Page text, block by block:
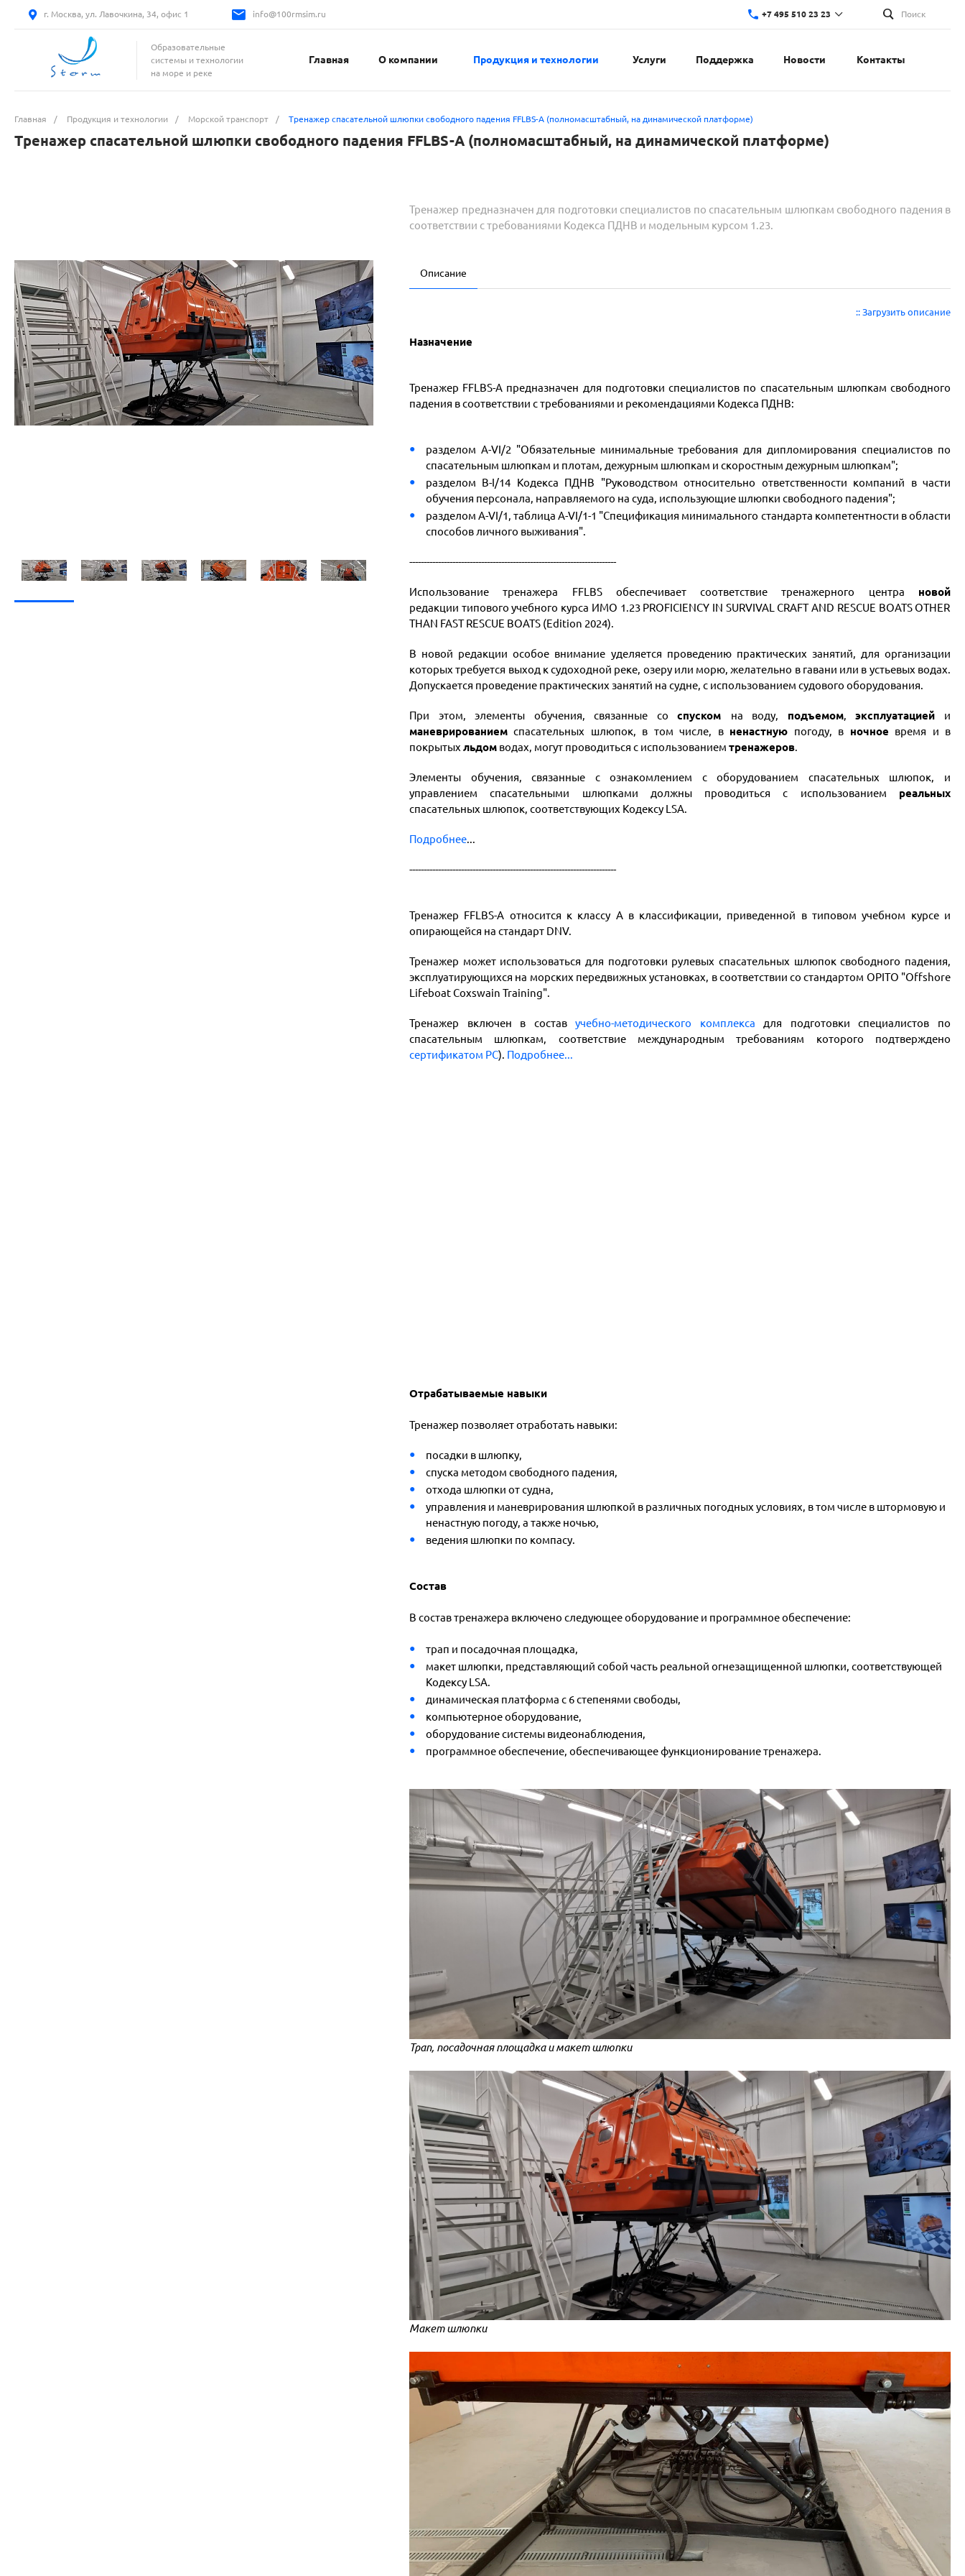
г. Москва, ул. Лавочкина, 34, офис 1 info@100rmsim.ru +7 495 510 23 23 Поиск
Образовательные
системы и технологии
на море и реке
Главная О компании Продукция и технологии Услуги Поддержка Новости Контакты
Главная / Продукция и технологии / Морской транспорт / Тренажер спасательной шлюпки свободного падения FFLBS-A (полномасштабный, на динамической платформе)
Тренажер спасательной шлюпки свободного падения FFLBS-A (полномасштабный, на динамической платформе)
Тренажер предназначен для подготовки специалистов по спасательным шлюпкам свободного падения в
соответствии с требованиями Кодекса ПДНВ и модельным курсом 1.23.
Описание
:: Загрузить описание
Назначение
Тренажер FFLBS-A предназначен для подготовки специалистов по спасательным шлюпкам свободного
падения в соответствии с требованиями и рекомендациями Кодекса ПДНВ:
разделом A-VI/2 "Обязательные минимальные требования для дипломирования специалистов по
спасательным шлюпкам и плотам, дежурным шлюпкам и скоростным дежурным шлюпкам";
разделом B-I/14 Кодекса ПДНВ "Руководством относительно ответственности компаний в части
обучения персонала, направляемого на суда, использующие шлюпки свободного падения";
разделом A-VI/1, таблица A-VI/1-1 "Спецификация минимального стандарта компетентности в области
способов личного выживания".
------------------------------------------------------------------------
Использование тренажера FFLBS обеспечивает соответствие тренажерного центра новой
редакции типового учебного курса ИМО 1.23 PROFICIENCY IN SURVIVAL CRAFT AND RESCUE BOATS OTHER
THAN FAST RESCUE BOATS (Edition 2024).
В новой редакции особое внимание уделяется проведению практических занятий, для организации
которых требуется выход к судоходной реке, озеру или морю, желательно в гавани или в устьевых водах.
Допускается проведение практических занятий на судне, с использованием судового оборудования.
При этом, элементы обучения, связанные соспуском на воду, подъемом,эксплуатацией и
маневрированием спасательных шлюпок, в том числе, в ненастную погоду, в ночное время и в
покрытых льдом водах, могут проводиться с использованием тренажеров.
Элементы обучения, связанные с ознакомлением с оборудованием спасательных шлюпок, и
управлением спасательными шлюпками должны проводиться с использованием реальных
спасательных шлюпок, соответствующих Кодексу LSA.
Подробнее...
------------------------------------------------------------------------
Тренажер FFLBS-A относится к классу A в классификации, приведенной в типовом учебном курсе и
опирающейся на стандарт DNV.
Тренажер может использоваться для подготовки рулевых спасательных шлюпок свободного падения,
эксплуатирующихся на морских передвижных установках, в соответствии со стандартом OPITO "Offshore
Lifeboat Coxswain Training".
Тренажер включен в составучебно-методического комплекса для подготовки специалистов по
спасательным шлюпкам, соответствие международным требованиям которого подтверждено
сертификатом РС). Подробнее...
Отрабатываемые навыки
Тренажер позволяет отработать навыки:
посадки в шлюпку,
спуска методом свободного падения,
отхода шлюпки от судна,
управления и маневрирования шлюпкой в различных погодных условиях, в том числе в штормовую и
ненастную погоду, а также ночью,
ведения шлюпки по компасу.
Состав
В состав тренажера включено следующее оборудование и программное обеспечение:
трап и посадочная площадка,
макет шлюпки, представляющий собой часть реальной огнезащищенной шлюпки, соответствующей
Кодексу LSA.
динамическая платформа с 6 степенями свободы,
компьютерное оборудование,
оборудование системы видеонаблюдения,
программное обеспечение, обеспечивающее функционирование тренажера.
Трап, посадочная площадка и макет шлюпки
Макет шлюпки